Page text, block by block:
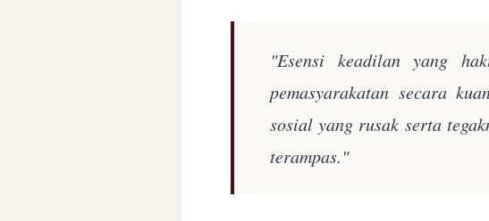
"Esensi keadilan yang
pemasyarakatan secara
sosial yang rusak serta
terampas."